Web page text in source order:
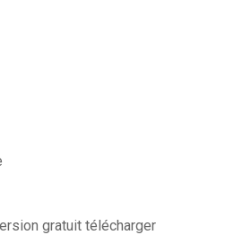
gratuit télécharger